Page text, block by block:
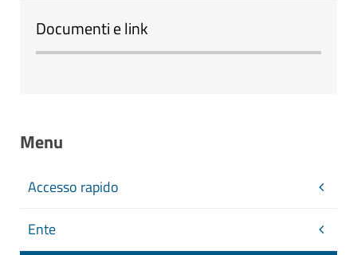
Documenti e link
Menu
Accesso rapido
Ente